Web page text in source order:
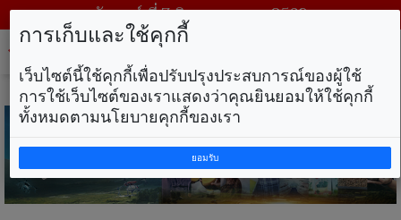
วันศุกร์ ที่ 7 สิงหาคม พ.ศ. 2569
การเก็บและใช้คุกกี้
เว็บไซต์นี้ใช้คุกกี้เพื่อปรับปรุงประสบการณ์ของผู้ใช้
การใช้เว็บไซต์ของเราแสดงว่าคุณยินยอมให้ใช้คุกกี้
ทั้งหมดตามนโยบายคุกกี้ของเรา
ยอมรับ